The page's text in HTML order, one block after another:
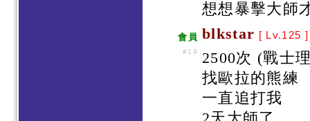
想想暴擊大師
會員 blkstar [ Lv.125
#19
2500次 (戰士
找歐拉的熊練
一直追打我